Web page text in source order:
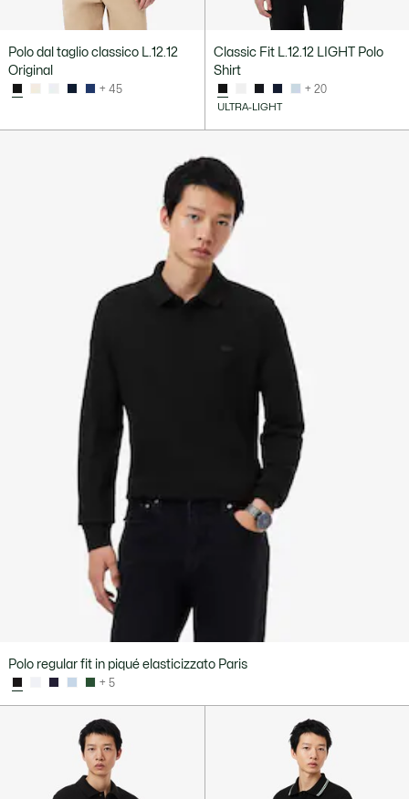
Polo dal taglio classico L.12.12
Original
+ 45
Classic Fit L.12.12 LIGHT Polo
Shirt
+ 20
ULTRA-LIGHT
Polo regular fit in piqué elasticizzato Paris
+ 5